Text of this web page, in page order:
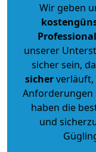
Wir geben
unserer
sicher sein,
sicherverläuft,
Anforderungen
haben die
und